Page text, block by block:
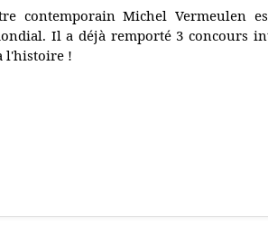
contemporain Michel Vermeulen
Il a déjà remporté 3 concours
l'histoire !